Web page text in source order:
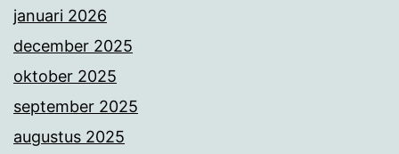
januari 2026
december 2025
oktober 2025
september 2025
augustus 2025